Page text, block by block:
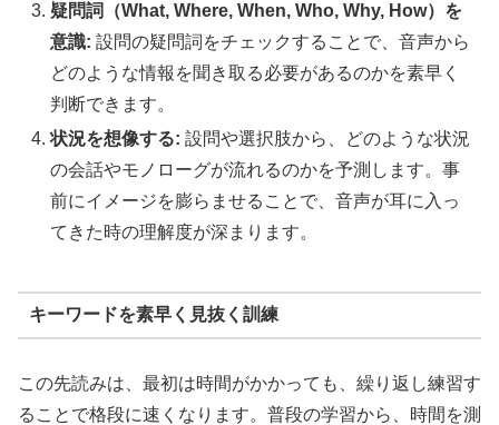
疑問詞（What, Where, When, Who, Why, How）を
意識: 設問の疑問詞をチェックすることで、音声から
どのような情報を聞き取る必要があるのかを素早く
判断できます。
状況を想像する: 設問や選択肢から、どのような状況
の会話やモノローグが流れるのかを予測します。事
前にイメージを膨らませることで、音声が耳に入っ
てきた時の理解度が深まります。
キーワードを素早く見抜く訓練
この先読みは、最初は時間がかかっても、繰り返し練習す
ることで格段に速くなります。普段の学習から、時間を測